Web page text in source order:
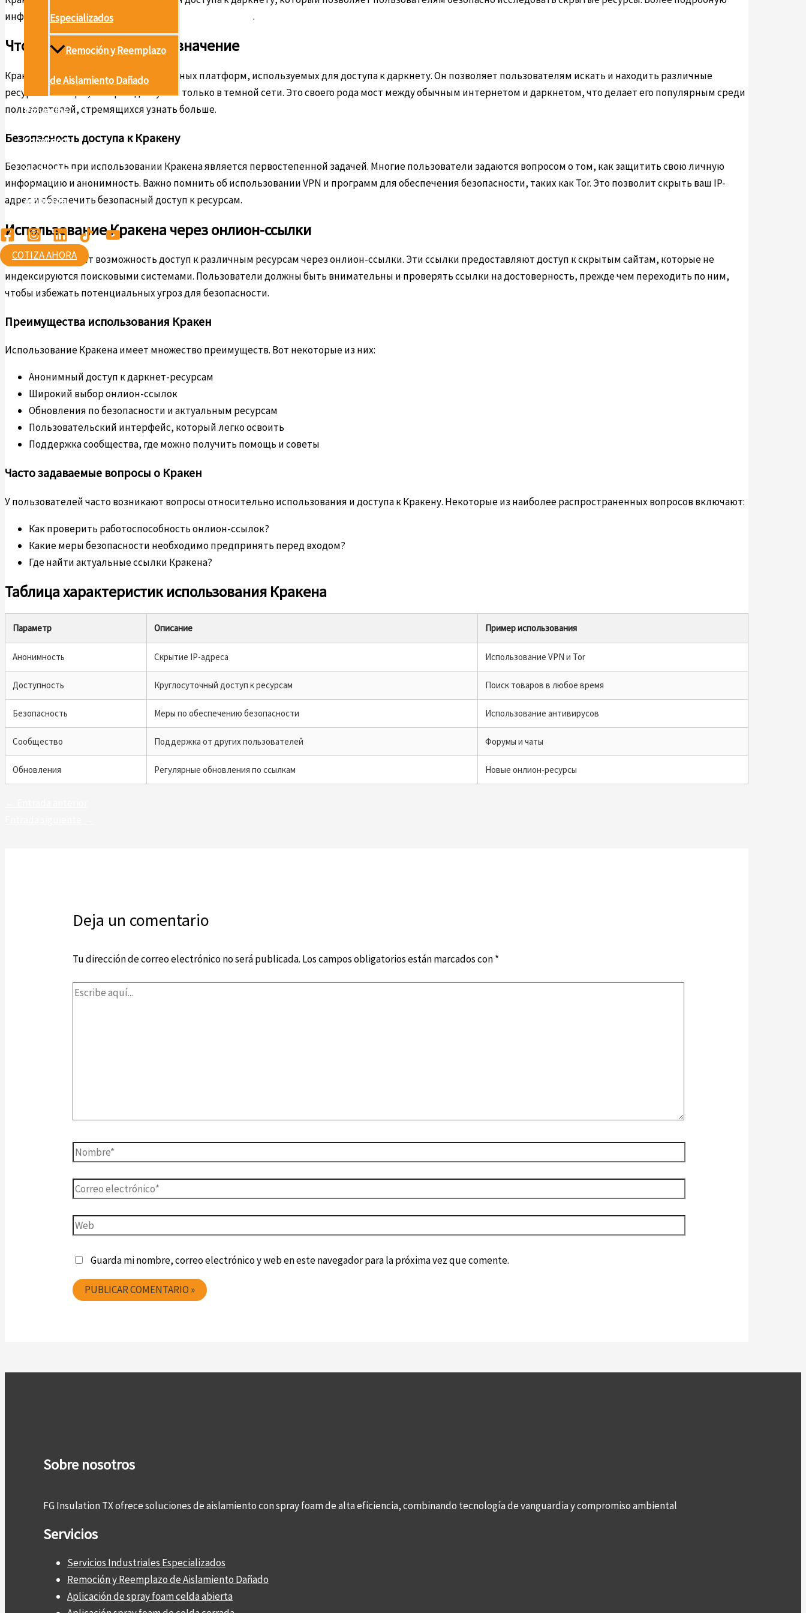
Especializados
Remoción y Reemplazo
de Aislamiento Dañado
Proyectos
Conócenos
Contáctanos
Ambiental
COTIZA AHORA
информацию можно найти на сайте
.
Что такое Кракен и его назначение
Кракен – это одна из наиболее известных платформ, используемых для доступа к даркнету. Он позволяет пользователям искать и находить различные
ресурсы и товары, которые доступны только в темной сети. Это своего рода мост между обычным интернетом и даркнетом, что делает его популярным среди
пользователей, стремящихся узнать больше.
Безопасность доступа к Кракену
Безопасность при использовании Кракена является первостепенной задачей. Многие пользователи задаются вопросом о том, как защитить свою личную
информацию и анонимность. Важно помнить об использовании VPN и программ для обеспечения безопасности, таких как Tor. Это позволит скрыть ваш IP-
адрес и обеспечить безопасный доступ к ресурсам.
Использование Кракена через онлион-ссылки
Кракен предлагает возможность доступ к различным ресурсам через онлион-ссылки. Эти ссылки предоставляют доступ к скрытым сайтам, которые не
индексируются поисковыми системами. Пользователи должны быть внимательны и проверять ссылки на достоверность, прежде чем переходить по ним,
чтобы избежать потенциальных угроз для безопасности.
Преимущества использования Кракен
Использование Кракена имеет множество преимуществ. Вот некоторые из них:
Анонимный доступ к даркнет-ресурсам
Широкий выбор онлион-ссылок
Обновления по безопасности и актуальным ресурсам
Пользовательский интерфейс, который легко освоить
Поддержка сообщества, где можно получить помощь и советы
Часто задаваемые вопросы о Кракен
У пользователей часто возникают вопросы относительно использования и доступа к Кракену. Некоторые из наиболее распространенных вопросов включают:
Как проверить работоспособность онлион-ссылок?
Какие меры безопасности необходимо предпринять перед входом?
Где найти актуальные ссылки Кракена?
Таблица характеристик использования Кракена
Параметр Описание Пример использования
Анонимность Скрытие IP-адреса Использование VPN и Tor
Доступность Круглосуточный доступ к ресурсам Поиск товаров в любое время
Безопасность Меры по обеспечению безопасности Использование антивирусов
Сообщество Поддержка от других пользователей Форумы и чаты
Обновления Регулярные обновления по ссылкам Новые онлион-ресурсы
Deja un comentario
Tu dirección de correo electrónico no será publicada. Los campos obligatorios están marcados con*
Guarda mi nombre, correo electrónico y web en este navegador para la próxima vez que comente.
Sobre nosotros
FG Insulation TX ofrece soluciones de aislamiento con spray foam de alta eficiencia, combinando tecnología de vanguardia y compromiso ambiental
Servicios
Servicios Industriales Especializados
Remoción y Reemplazo de Aislamiento Dañado
Aplicación de spray foam celda abierta